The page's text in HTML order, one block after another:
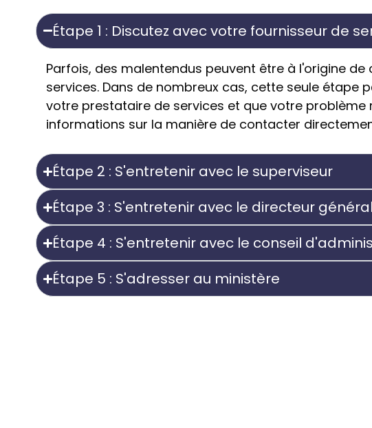
Étape 1 : Discutez avec votre fournisseur de
Parfois, des malentendus peuvent être à l'origine
services. Dans de nombreux cas, cette seule
votre prestataire de services et que votre problème
informations sur la manière de contacter
Étape 2 : S'entretenir avec le superviseur
Étape 3 : S'entretenir avec le directeur général
Étape 4 : S'entretenir avec le conseil
Étape 5 : S'adresser au ministère